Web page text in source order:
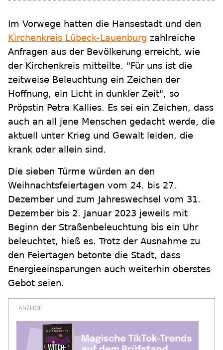
Im Vorwege hatten die Hansestadt und den
Kirchenkreis Lübeck-Lauenburg zahlreiche
Anfragen aus der Bevölkerung erreicht, wie
der Kirchenkreis mitteilte. "Für uns ist die
zeitweise Beleuchtung ein Zeichen der
Hoffnung, ein Licht in dunkler Zeit", so
Pröpstin Petra Kallies. Es sei ein Zeichen, dass
auch an all jene Menschen gedacht werde, die
aktuell unter Krieg und Gewalt leiden, die
krank oder allein sind.
Die sieben Türme würden an den
Weihnachtsfeiertagen vom 24. bis 27.
Dezember und zum Jahreswechsel vom 31.
Dezember bis 2. Januar 2023 jeweils mit
Beginn der Straßenbeleuchtung bis ein Uhr
beleuchtet, hieß es. Trotz der Ausnahme zu
den Feiertagen betonte die Stadt, dass
Energieeinsparungen auch weiterhin oberstes
Gebot seien.